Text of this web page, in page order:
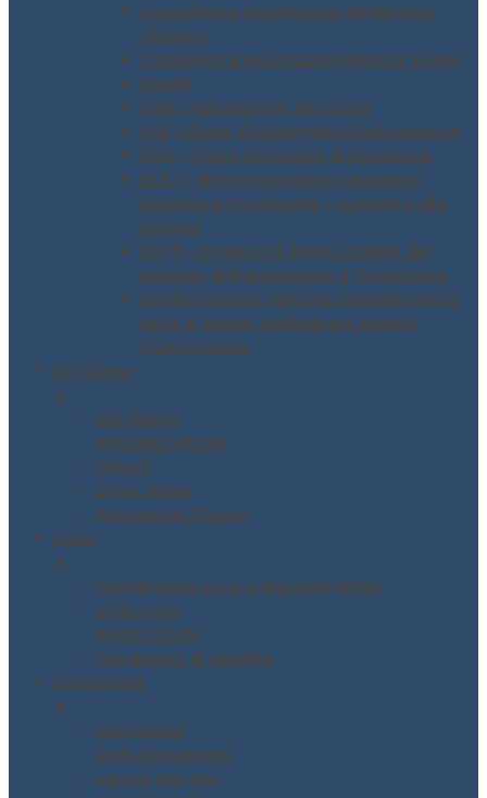
Consulenza valutazione del Rischio
Chimico
Consulenza valutazione Rischio Stress
DUVRI
DVR – Valutazione dei rischi
PEE – Piano di Emergenza Evacuazione
POS – Piano Operativo di Sicurezza
RLST – Rappresentante Lavoratori
Sicurezza Territoriale – supporto alla
nomina
RSPP – Incarico di Responsabile del
Servizio di Prevenzione e Protezione
Analisi tecnica gratuita: sopralluogo in
sede e parere preliminare tramite
Questionario
Chi Siamo
▼
Chi Siamo
MODINETWORK
Clienti
Dove siamo
Recensioni Clienti
Corsi
▼
Piattaforma corsi e-learning MODI
Lista corsi
SHOP CORSI
Condizioni di vendita
Contattaci
▼
Contattaci
Invio documenti
Lavora con noi